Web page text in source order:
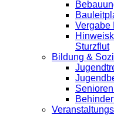
Vergabe
Sturzflut
Bildung &